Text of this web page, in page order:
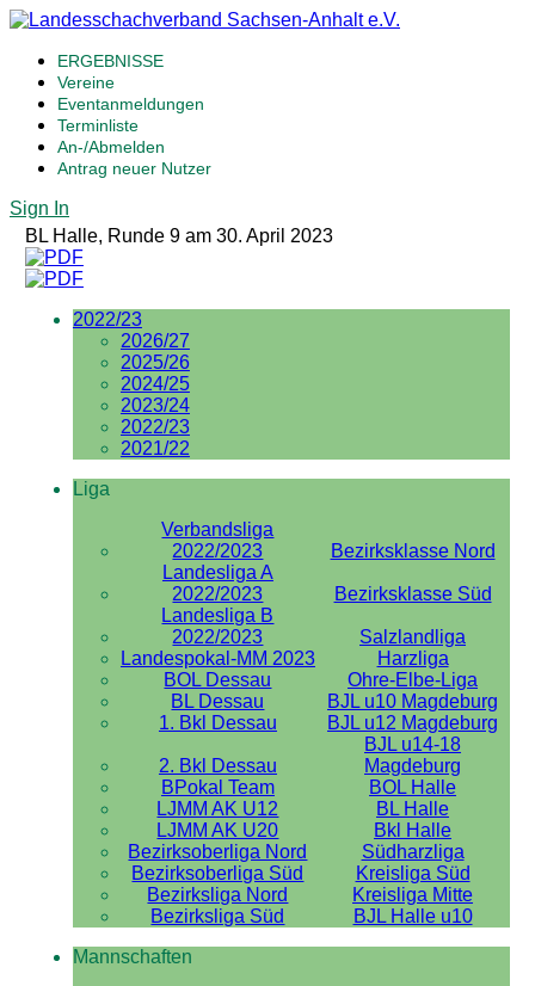
ERGEBNISSE
Vereine
Eventanmeldungen
Terminliste
An-/Abmelden
Antrag neuer Nutzer
Sign In
BL Halle, Runde 9 am 30. April 2023
2022/23
2026/27
2025/26
2024/25
2023/24
2022/23
2021/22
Liga
Verbandsliga
2022/2023
Bezirksklasse Nord
Landesliga A
2022/2023
Bezirksklasse Süd
Landesliga B
2022/2023
Salzlandliga
Landespokal-MM 2023
Harzliga
BOL Dessau
Ohre-Elbe-Liga
BL Dessau
BJL u10 Magdeburg
1. Bkl Dessau
BJL u12 Magdeburg
2. Bkl Dessau
BJL u14-18
Magdeburg
BPokal Team
BOL Halle
LJMM AK U12
BL Halle
LJMM AK U20
Bkl Halle
Bezirksoberliga Nord
Südharzliga
Bezirksoberliga Süd
Kreisliga Süd
Bezirksliga Nord
Kreisliga Mitte
Bezirksliga Süd
BJL Halle u10
Mannschaften